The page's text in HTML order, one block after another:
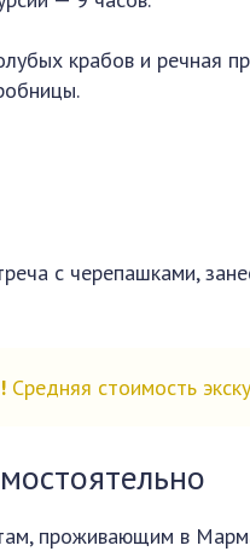
крабов и речная
с черепашками,
Средняя стоимость
проживающим в